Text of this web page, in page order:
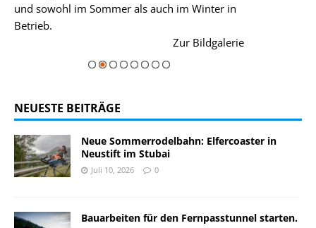
und sowohl im Sommer als auch im Winter in
Betrieb.
Zur Bildgalerie
NEUESTE BEITRÄGE
Neue Sommerrodelbahn: Elfercoaster in
Neustift im Stubai
Juli 10, 2026 0
Bauarbeiten für den Fernpasstunnel starten.